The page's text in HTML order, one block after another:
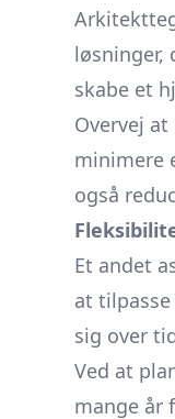
løsninger,
skabe et
Overvej
minimere
også
Et andet
at
sig over
Ved at
mange år